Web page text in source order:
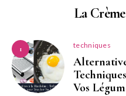
La
1 techniques
Vos